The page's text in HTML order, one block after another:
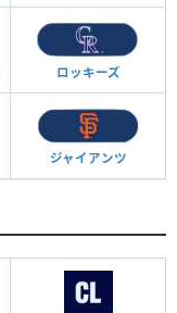
ロッキーズ
ジャイアンツ